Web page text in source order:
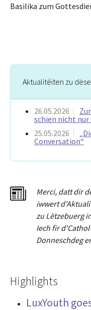
Basilika zum
Aktualitéiten zu
26.05.2026
schien nicht nur
25.05.2026
Conversation“
Merci, dattdir
iwwert
zu Lëtzebuerg
Iech fir
Donneschdeg
Highlights
LuxYouth